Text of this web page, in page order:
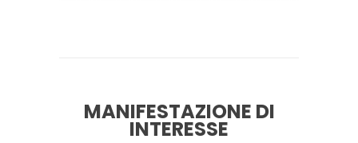
MANIFESTAZIONE DI
INTERESSE